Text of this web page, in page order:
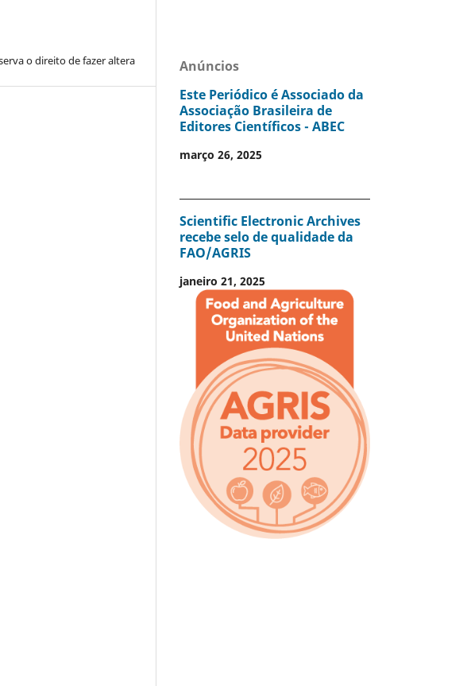
o direito de fazer altera
Anúncios
Este Periódico é Associado da
Associação Brasileira de
Editores Científicos - ABEC
março 26, 2025
Scientific Electronic Archives
recebe selo de qualidade da
FAO/AGRIS
janeiro 21, 2025